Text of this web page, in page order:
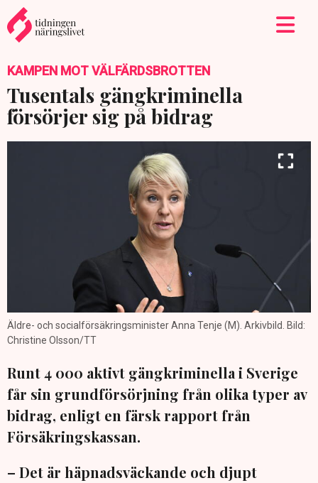
KAMPEN MOT VÄLFÄRDSBROTTEN
Tusentals gängkriminella
försörjer sig på bidrag
Äldre- och socialförsäkringsminister Anna Tenje (M). Arkivbild. Bild:
Christine Olsson/TT
Runt 4 000 aktivt gängkriminella i Sverige
får sin grundförsörjning från olika typer av
bidrag, enligt en färsk rapport från
Försäkringskassan.
– Det är häpnadsväckande och djupt